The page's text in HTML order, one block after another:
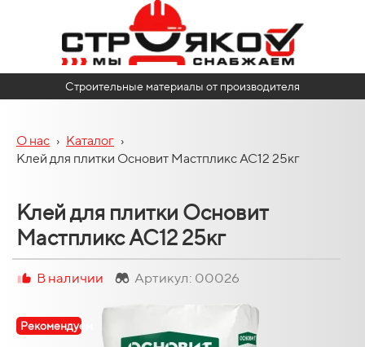
Строительные материалы от производителя
О нас › Каталог ›
Клей для плитки Основит Мастпликс АС12 25кг
Клей для плитки Основит
Мастпликс АС12 25кг
Рекомендуем
В наличии Артикул: 00026